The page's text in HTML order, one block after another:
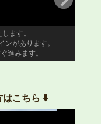
ます。
ンがあります。
進みます。
はこちら ⬇️